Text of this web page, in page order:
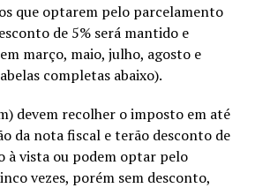
que optarem pelo parcelamento
de 5% será mantido e
março, maio, julho, agosto e
completas abaixo).
devem recolher o imposto em até
da nota fiscal e terão desconto de
à vista ou podem optar pelo
vezes, porém sem desconto,